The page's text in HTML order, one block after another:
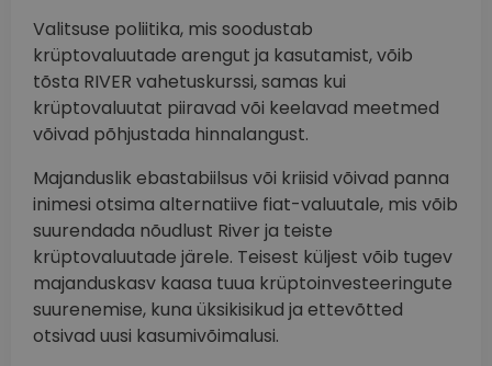
Valitsuse poliitika, mis soodustab
krüptovaluutade arengut ja kasutamist, võib
tõsta RIVER vahetuskurssi, samas kui
krüptovaluutat piiravad või keelavad meetmed
võivad põhjustada hinnalangust.
Majanduslik ebastabiilsus või kriisid võivad panna
inimesi otsima alternatiive fiat-valuutale, mis võib
suurendada nõudlust River ja teiste
krüptovaluutade järele. Teisest küljest võib tugev
majanduskasv kaasa tuua krüptoinvesteeringute
suurenemise, kuna üksikisikud ja ettevõtted
otsivad uusi kasumivõimalusi.